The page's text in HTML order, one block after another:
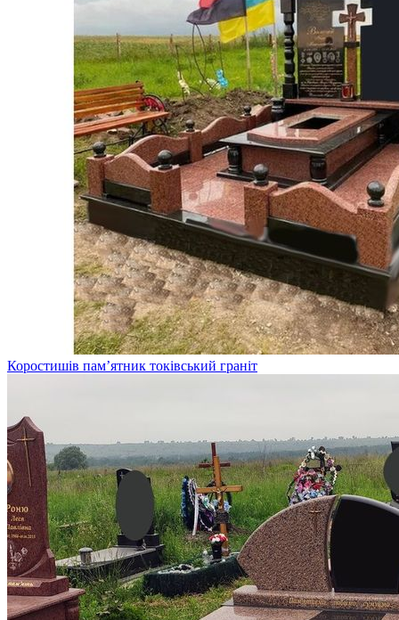
Коростишів пам’ятник токівський граніт